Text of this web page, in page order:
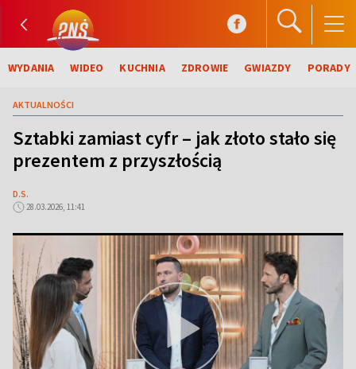
WYDANIA WIDEO KUCHNIA ZDROWIE GWIAZDY PORADY
AKTUALNOŚCI
Sztabki zamiast cyfr – jak złoto stało się
prezentem z przyszłością
D.S.
28.03.2026, 11:41